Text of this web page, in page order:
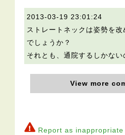
2013-03-19 23:01:24
ストレートネックは姿勢を
でしょうか？
それとも、通院するしかない
View more
Report as inappropriate